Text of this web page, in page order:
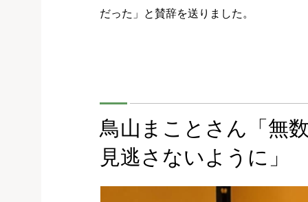
だった」と賛辞を送りました。
鳥山まことさん「無
見逃さないように」